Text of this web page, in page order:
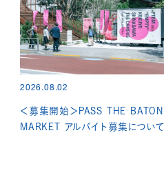
2026.08.02
＜募集開始＞PASS THE BATON
MARKET アルバイト募集について